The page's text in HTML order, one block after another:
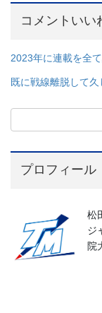
コメントいい
2023年に連載を全
既に戦線離脱して久
プロフィール
松
ジ
院